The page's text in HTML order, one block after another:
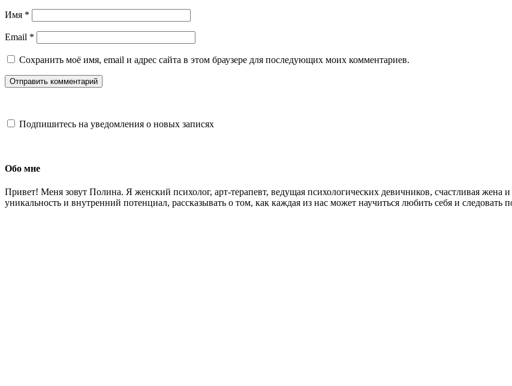
Имя *
Email *
Сохранить моё имя, email и адрес сайта в этом браузере для последующих моих комментариев.
Подпишитесь на уведомления о новых записях
Обо мне
Привет! Меня зовут Полина. Я женский психолог, арт-терапевт, ведущая психологических девичников, счастливая
уникальность и внутренний потенциал, рассказывать о том, как каждая из нас может научиться любить себя и следовать